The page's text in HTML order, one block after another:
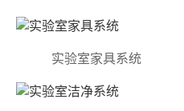
实验室家具系统